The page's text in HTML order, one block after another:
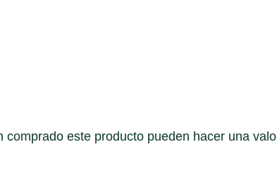
este producto pueden hacer una